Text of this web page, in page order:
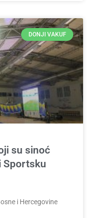
DONJI VAKUF
su sinoć
Sportsku
i Hercegovine